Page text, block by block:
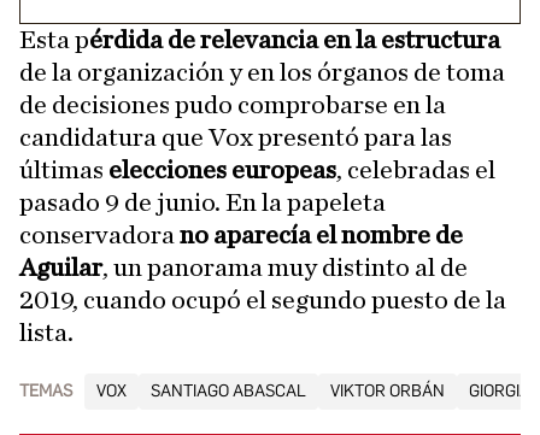
Esta pérdida de relevancia en la estructura
de la organización y en los órganos de toma
de decisiones pudo comprobarse en la
candidatura que Vox presentó para las
últimas elecciones europeas, celebradas el
pasado 9 de junio. En la papeleta
conservadora no aparecía el nombre de
Aguilar, un panorama muy distinto al de
2019, cuando ocupó el segundo puesto de la
lista.
TEMAS VOX SANTIAGO ABASCAL VIKTOR ORBÁN GIORGIA